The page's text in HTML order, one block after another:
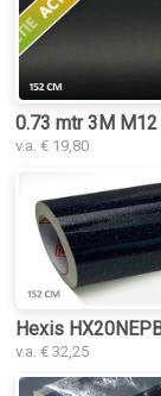
0.73 mtr 3M M12
v.a. € 19,80
Hexis
v.a. € 32,25